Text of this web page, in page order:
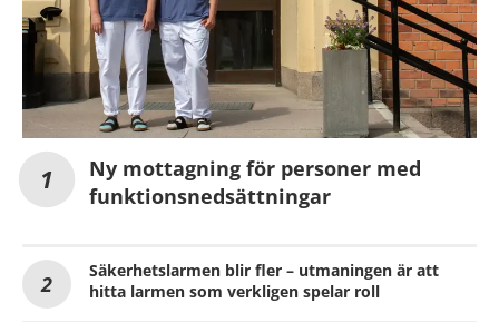
Ny mottagning för personer med
funktionsnedsättningar
Säkerhetslarmen blir fler – utmaningen är att
hitta larmen som verkligen spelar roll